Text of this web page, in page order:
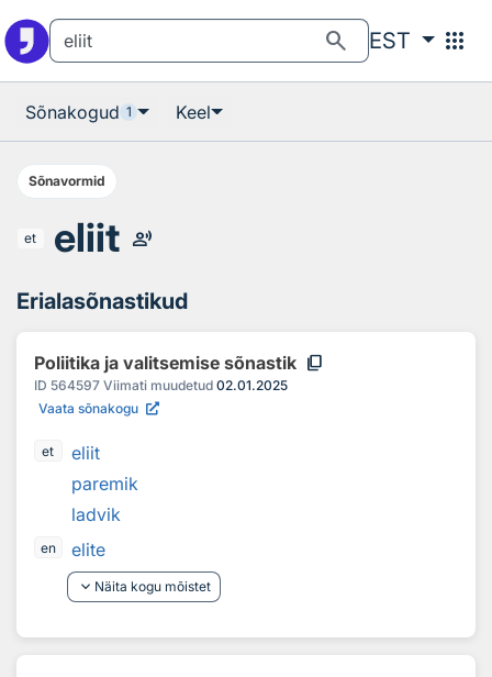
search EST apps
Sõnakogud 1 Keel
Sõnavormid
et eliit record_voice_over
Erialasõnastikud
Poliitika ja valitsemise sõnastik content_copy
ID 564597 Viimati muudetud 02.01.2025
Vaata sõnakogu
et
eliit
paremik
ladvik
en
elite
keyboard_arrow_down Näita kogu mõistet